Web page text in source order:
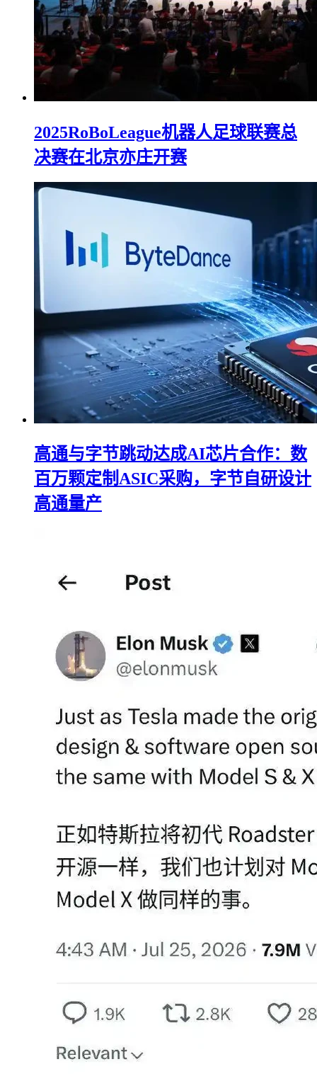
2025RoBoLeague机器人足球联赛总
决赛在北京亦庄开赛
高通与字节跳动达成AI芯片合作：数
百万颗定制ASIC采购，字节自研设计
高通量产